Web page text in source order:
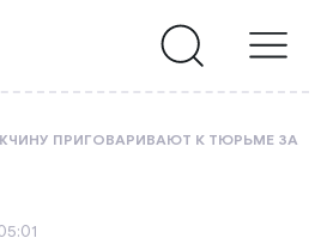
ПРИГОВАРИВАЮТ К ТЮРЬМЕ ЗА